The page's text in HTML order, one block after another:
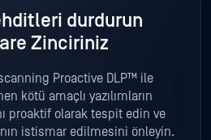
durdurun
Zinciriniz
Proactive DLP™ ile
kötü amaçlı yazılımların
proaktif olarak tespit edin ve
istismar edilmesini önleyin.